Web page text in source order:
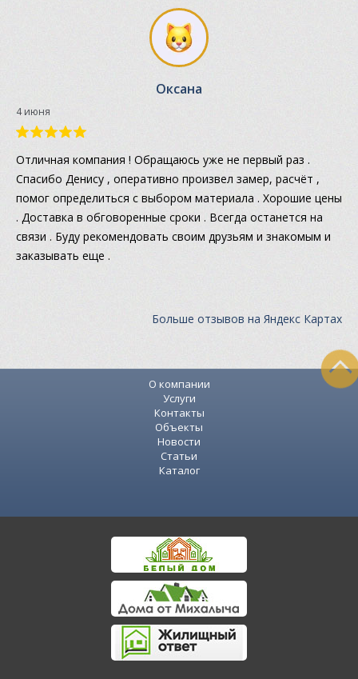
Оксана
4 июня
Отличная компания ! Обращаюсь уже не первый раз .
Спасибо Денису , оперативно произвел замер, расчёт ,
помог определиться с выбором материала . Хорошие цены
. Доставка в обговоренные сроки . Всегда останется на
связи . Буду рекомендовать своим друзьям и знакомым и
заказывать еще .
Больше отзывов на Яндекс Картах
О компании
Услуги
Контакты
Объекты
Новости
Статьи
Каталог